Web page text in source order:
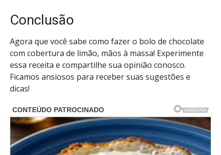
Conclusão
Agora que você sabe como fazer o bolo de chocolate
com cobertura de limão, mãos à massa! Experimente
essa receita e compartilhe sua opinião conosco.
Ficamos ansiosos para receber suas sugestões e
dicas!